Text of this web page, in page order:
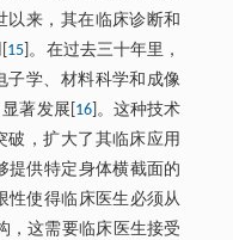
以来，其在临床诊断和
15 ]。在过去三十年里，
子学、材料科学和成像
著发展[ 16]。这种技术
破，扩大了其临床应用
提供特定身体横截面的
性使得临床医生必须从
，这需要临床医生接受